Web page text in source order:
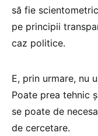
să fie
pe principii
caz politice.
E, prin urmare, nu
Poate prea tehnic
se poate de
de cercetare.